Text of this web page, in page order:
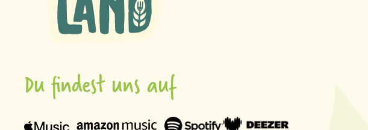
Du findest uns auf